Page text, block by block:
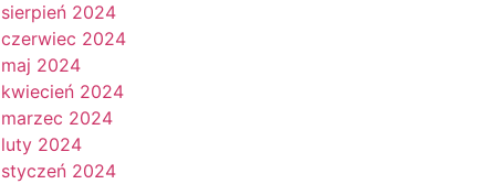
sierpień 2024
czerwiec 2024
maj 2024
kwiecień 2024
marzec 2024
luty 2024
styczeń 2024